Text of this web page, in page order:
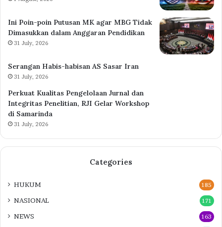
Ini Poin-poin Putusan MK agar MBG Tidak
Dimasukkan dalam Anggaran Pendidikan
31 July, 2026
Serangan Habis-habisan AS Sasar Iran
31 July, 2026
Perkuat Kualitas Pengelolaan Jurnal dan
Integritas Penelitian, RJI Gelar Workshop
di Samarinda
31 July, 2026
Categories
HUKUM 185
NASIONAL 171
NEWS 163